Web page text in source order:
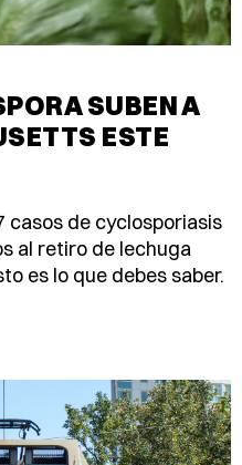
SUBEN A
ESTE
de cyclosporiasis
al retiro de lechuga
es lo que debes saber.